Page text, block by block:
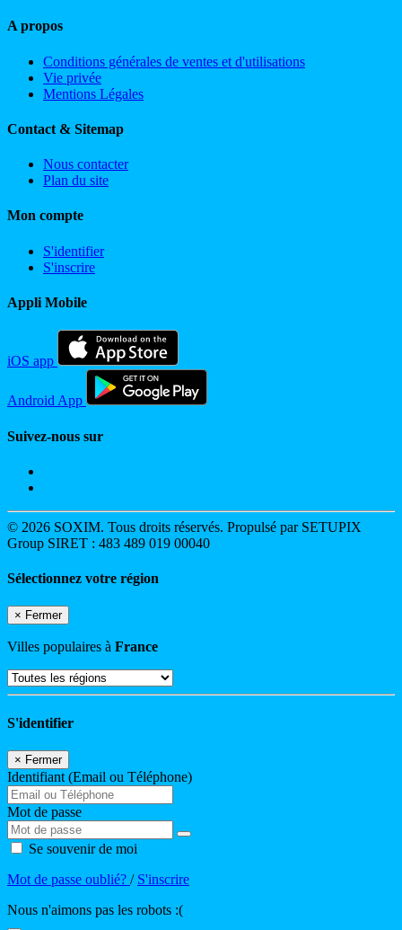
A propos
Conditions générales de ventes et d'utilisations
Vie privée
Mentions Légales
Contact & Sitemap
Nous contacter
Plan du site
Mon compte
S'identifier
S'inscrire
Appli Mobile
iOS app
Android App
Suivez-nous sur
© 2026 SOXIM. Tous droits réservés. Propulsé par SETUPIX
Group SIRET : 483 489 019 00040
Sélectionnez votre région
× Fermer
Villes populaires à France
S'identifier
× Fermer
Identifiant (Email ou Téléphone)
Mot de passe
Se souvenir de moi
Mot de passe oublié? / S'inscrire
Nous n'aimons pas les robots :(